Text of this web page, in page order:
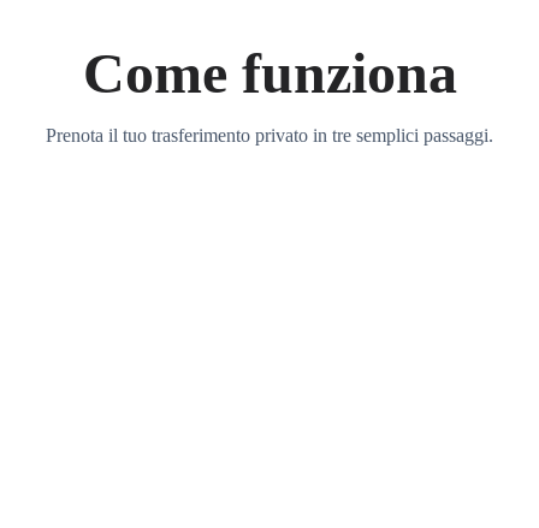
Come funziona
Prenota il tuo trasferimento privato in tre semplici passaggi.